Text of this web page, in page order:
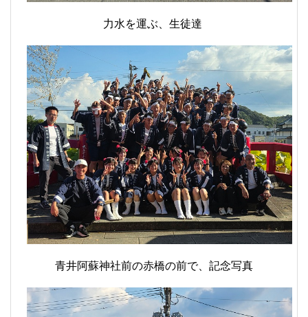
力水を運ぶ、生徒達
青井阿蘇神社前の赤橋の前で、記念写真